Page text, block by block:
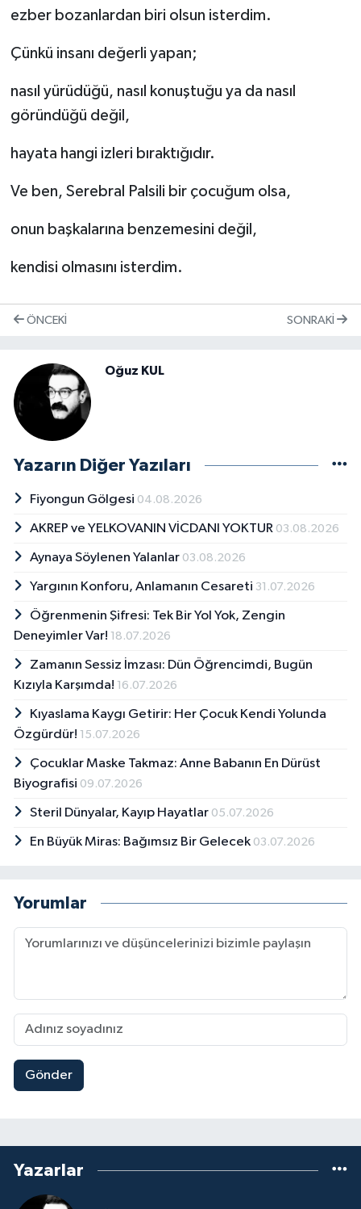
ezber bozanlardan biri olsun isterdim.
Çünkü insanı değerli yapan;
nasıl yürüdüğü, nasıl konuştuğu ya da nasıl
göründüğü değil,
hayata hangi izleri bıraktığıdır.
Ve ben, Serebral Palsili bir çocuğum olsa,
onun başkalarına benzemesini değil,
kendisi olmasını isterdim.
ÖNCEKI SONRAKI
Oğuz KUL
Yazarın Diğer Yazıları
Fiyongun Gölgesi 04.08.2026
AKREP ve YELKOVANIN VİCDANI YOKTUR 03.08.2026
Aynaya Söylenen Yalanlar 03.08.2026
Yargının Konforu, Anlamanın Cesareti 31.07.2026
Öğrenmenin Şifresi: Tek Bir Yol Yok, Zengin
Deneyimler Var! 18.07.2026
Zamanın Sessiz İmzası: Dün Öğrencimdi, Bugün
Kızıyla Karşımda! 16.07.2026
Kıyaslama Kaygı Getirir: Her Çocuk Kendi Yolunda
Özgürdür! 15.07.2026
Çocuklar Maske Takmaz: Anne Babanın En Dürüst
Biyografisi 09.07.2026
Steril Dünyalar, Kayıp Hayatlar 05.07.2026
En Büyük Miras: Bağımsız Bir Gelecek 03.07.2026
Yorumlar
Gönder
Yazarlar